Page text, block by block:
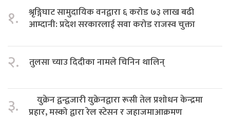
१.
श्रृङ्गिघाट सामुदायिक वनद्वारा ६ करोड ७३ लाख बढी
आम्दानी: प्रदेश सरकारलाई सवा करोड राजस्व चुक्ता
२. तुलसा च्याउ दिदीका नामले चिनिन थालिन्
३.
युक्रेन द्वन्द्वजारी युक्रेनद्वारा रूसी तेल प्रशोधन केन्द्रमा
प्रहार, मस्को द्वारा रेल स्टेसन र जहाजमाआक्रमण